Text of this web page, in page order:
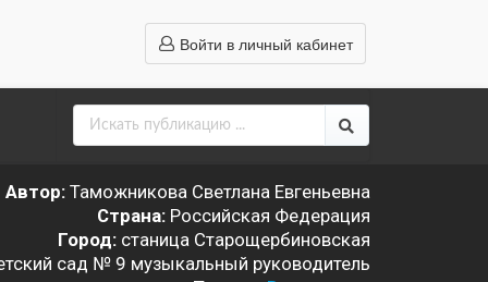
Войти в личный кабинет
Автор:Таможникова Светлана Евгеньевна
Страна:Российская Федерация
Город:станица Старощербиновская
сад № 9 музыкальный руководитель